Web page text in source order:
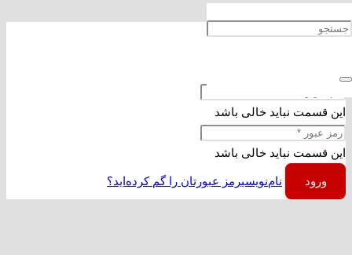
ورود
این قسمت نباید خالی باشد
این قسمت نباید خالی باشد
ورود نام‌نویسیرمز عبورتان را گم کرده‌اید؟